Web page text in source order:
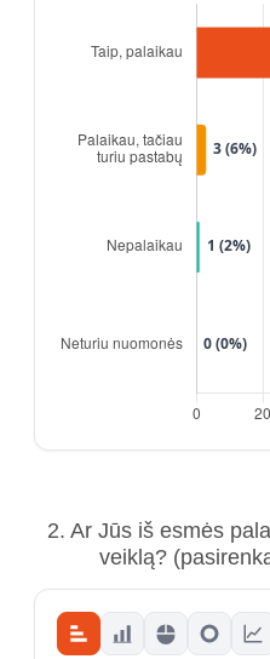
2. Ar Jūs iš esmės
veiklą?